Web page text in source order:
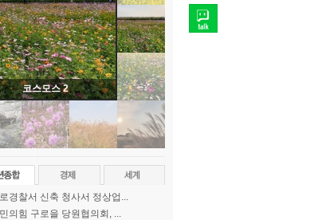
코스모스 2
경찰서 신축 청사서 정상업...
의힘 구로을 당원협의회, ...